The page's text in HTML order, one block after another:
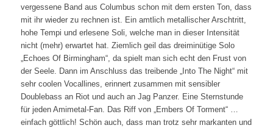
vergessene Band aus Columbus schon mit dem ersten Ton, dass
mit ihr wieder zu rechnen ist. Ein amtlich metallischer Arschtritt,
hohe Tempi und erlesene Soli, welche man in dieser Intensität
nicht (mehr) erwartet hat. Ziemlich geil das dreiminütige Solo
„Echoes Of Birmingham“, da spielt man sich echt den Frust von
der Seele. Dann im Anschluss das treibende „Into The Night“ mit
sehr coolen Vocallines, erinnert zusammen mit sensibler
Doublebass an Riot und auch an Jag Panzer. Eine Sternstunde
für jeden Amimetal-Fan. Das Riff von „Embers Of Torment“ …
einfach göttlich! Schön auch, dass man trotz sehr markanten und